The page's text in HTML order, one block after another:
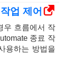
업 제어
우 흐름에서 작
종료 작
용하는 방법을